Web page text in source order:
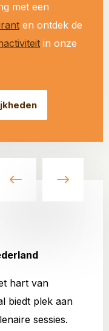
met een
en ontdek de
in onze
hart van
biedt plek aan
sessies.